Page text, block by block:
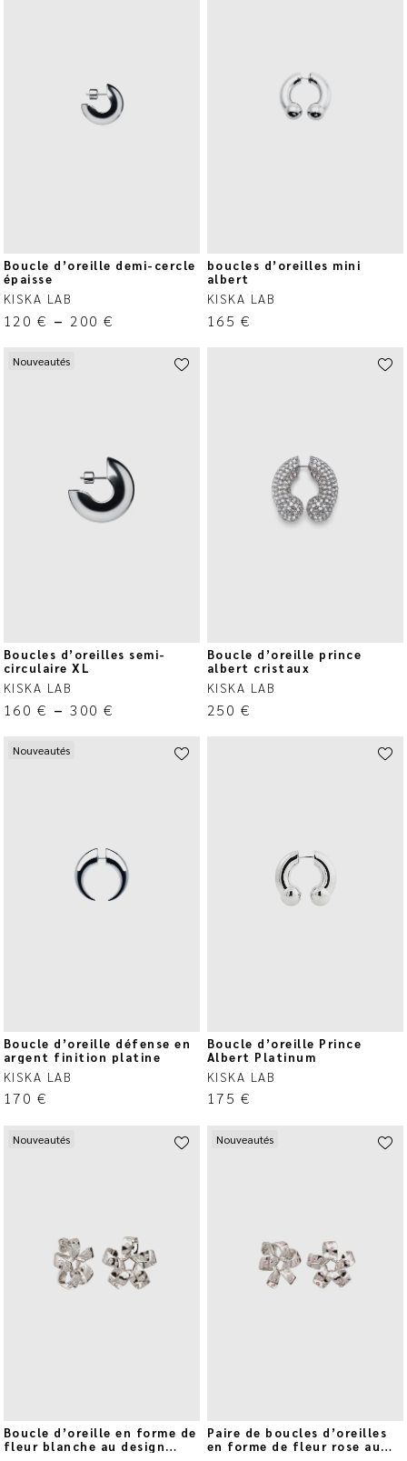
Boucle d’oreille demi-cercle
épaisse
KISKA LAB
120 € – 200€
boucles d’oreilles mini
albert
KISKA LAB
165 €
Nouveautés
Boucles d’oreilles semi-
circulaire XL
KISKA LAB
160 € – 300€
Boucle d’oreille prince
albert cristaux
KISKA LAB
250 €
Nouveautés
Boucle d’oreille défense en
argent finition platine
KISKA LAB
170 €
Boucle d’oreille Prince
Albert Platinum
KISKA LAB
175 €
Nouveautés
Boucle d’oreille en forme de
fleur blanche au design
Nouveautés
Paire de boucles d’oreilles
en forme de fleur rose au